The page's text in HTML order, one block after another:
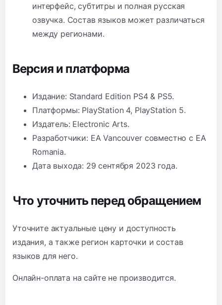
интерфейс, субтитры и полная русская
озвучка. Состав языков может различаться
между регионами.
Версия и платформа
Издание: Standard Edition PS4 & PS5.
Платформы: PlayStation 4, PlayStation 5.
Издатель: Electronic Arts.
Разработчики: EA Vancouver совместно с EA
Romania.
Дата выхода: 29 сентября 2023 года.
Что уточнить перед обращением
Уточните актуальные цену и доступность
издания, а также регион карточки и состав
языков для него.
Онлайн-оплата на сайте не производится.